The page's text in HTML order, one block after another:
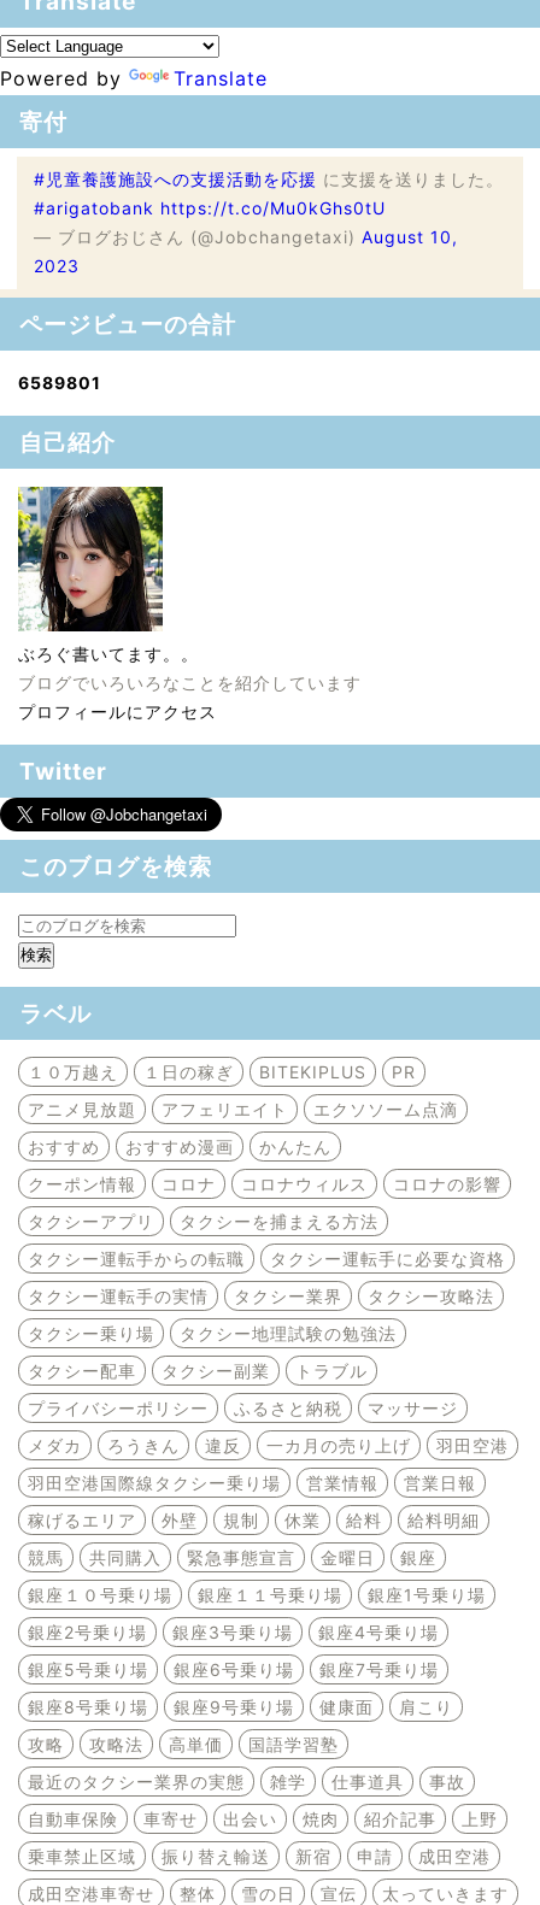
Powered by Translate
寄付
#児童養護施設への支援活動を応援 に支援を送りました。
#arigatobank https://t.co/Mu0kGhs0tU
— ブログおじさん (@Jobchangetaxi) August 10,
2023
ページビューの合計
6589801
自己紹介
ぶろぐ書いてます。。
ブログでいろいろなことを紹介しています
プロフィールにアクセス
Twitter
このブログを検索
ラベル
１０万越え １日の稼ぎ BITEKIPLUS
PR
アニメ見放題
アフェリエイト
エクソソーム点滴
おすすめ
おすすめ漫画
かんたん
クーポン情報
コロナ コロナウィルス
コロナの影響
タクシーアプリ
タクシーを捕まえる方法
タクシー運転手からの転職
タクシー運転手に必要な資格
タクシー運転手の実情
タクシー業界
タクシー攻略法
タクシー乗り場
タクシー地理試験の勉強法
タクシー配車
タクシー副業
トラブル
プライバシーポリシー
ふるさと納税
マッサージ
メダカ
ろうきん 違反 一カ月の売り上げ
羽田空港
羽田空港国際線タクシー乗り場
営業情報
営業日報
稼げるエリア
外壁 規制 休業 給料
給料明細
競馬
共同購入 緊急事態宣言 金曜日
銀座
銀座１０号乗り場
銀座１１号乗り場
銀座1号乗り場
銀座2号乗り場
銀座3号乗り場
銀座4号乗り場
銀座5号乗り場
銀座6号乗り場
銀座7号乗り場
銀座8号乗り場
銀座9号乗り場 健康面
肩こり
攻略
攻略法 高単価
国語学習塾
最近のタクシー業界の実態
雑学 仕事道具
事故
自動車保険
車寄せ 出会い 焼肉 紹介記事
上野
乗車禁止区域
振り替え輸送 新宿 申請
成田空港
成田空港車寄せ
整体 雪の日 宣伝 太っていきます